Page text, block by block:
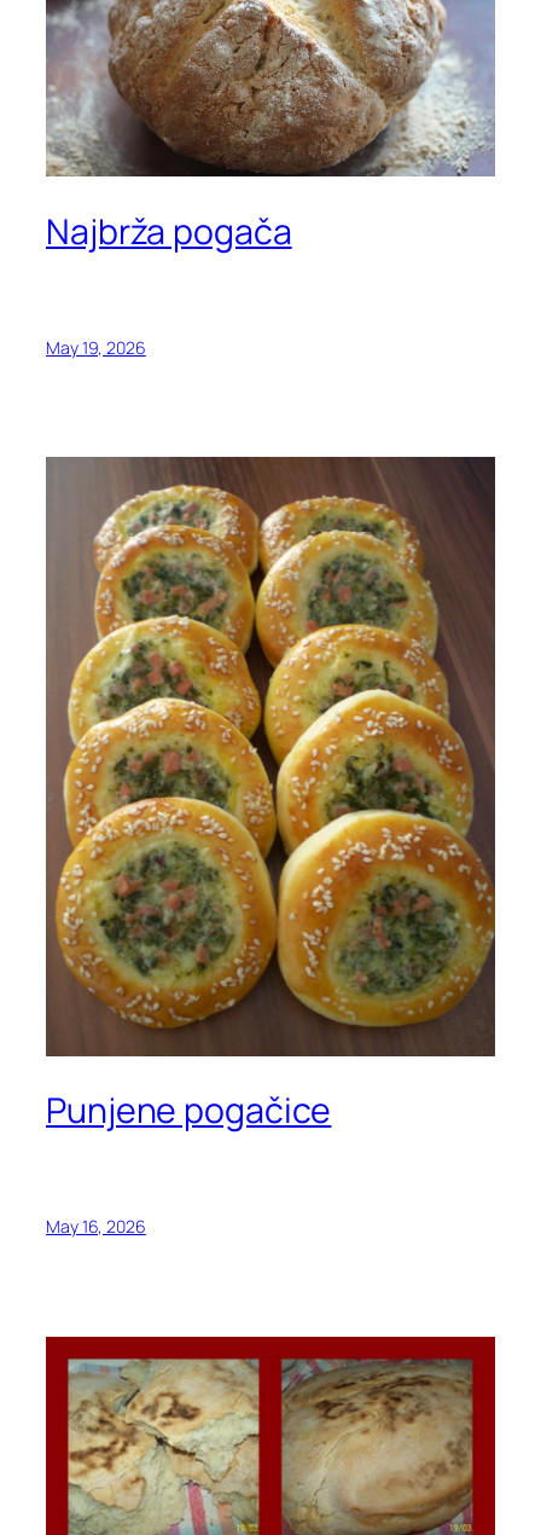
Najbrža pogača
May 19, 2026
Punjene pogačice
May 16, 2026